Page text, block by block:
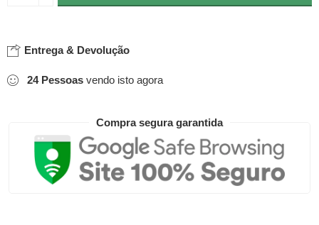
Entrega & Devolução
24 Pessoas vendo isto agora
Compra segura garantida